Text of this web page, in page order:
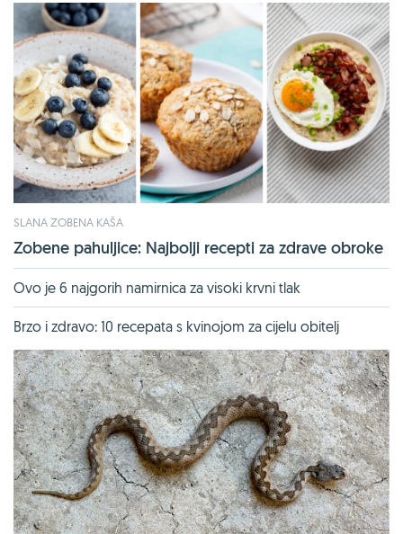
SLANA ZOBENA KAŠA
Zobene pahuljice: Najbolji recepti za zdrave obroke
Ovo je 6 najgorih namirnica za visoki krvni tlak
Brzo i zdravo: 10 recepata s kvinojom za cijelu obitelj